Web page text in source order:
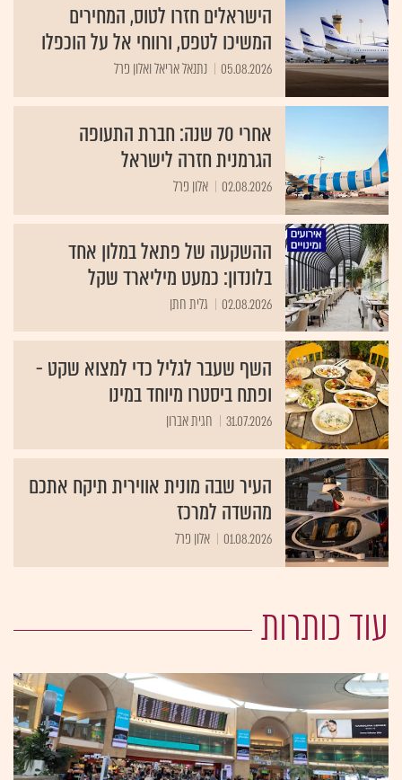
הישראלים חזרו לטוס, המחירים
המשיכו לטפס, ורווחי אל על הוכפלו
05.08.2026 נתנאל אריאל ואלון פרל
אחרי 70 שנה: חברת התעופה
הגרמנית חזרה לישראל
02.08.2026 אלון פרל
ההשקעה של פתאל במלון אחד
בלונדון: כמעט מיליארד שקל
02.08.2026 גלית חתן
השף שעבר לגליל כדי למצוא שקט -
ופתח ביסטרו מיוחד במינו
31.07.2026 חגית אברון
העיר שבה מונית אווירית תיקח אתכם
מהשדה למרכז
01.08.2026 אלון פרל
עוד כותרות